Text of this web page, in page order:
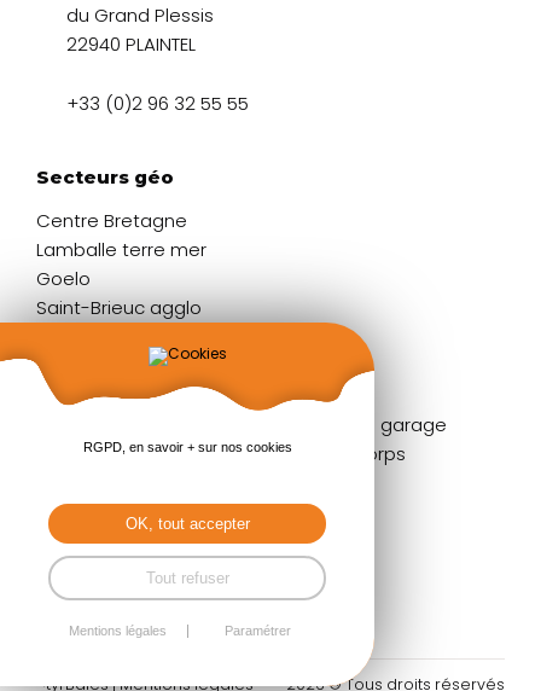
du Grand Plessis
22940 PLAINTEL
+33 (0)2 96 32 55 55
Secteurs géo
Centre Bretagne
Lamballe terre mer
Goelo
Saint-Brieuc agglo
Liens rapides
Portes d'entrée
Baies coulissantes
Portails & clôtures
Portes de garage
Garde-corps
Pergolas
Styl'Baies |Mentions légales 2026 © Tous droits réservés
RGPD, en savoir + sur nos cookies
OK, tout accepter
Tout refuser
Mentions légales Paramétrer